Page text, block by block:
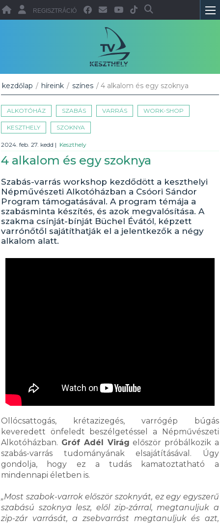
REGISZTRÁCIÓ
kezdőlap / híreink / színes / 4 alkalom és egy szoknya
ALKOTÓHÁZ SZABÁS VARRÁS WORK-SHOP
KESZTHELY SZOKNYA
2024. feb. 27. kedd | Keszthely
4 alkalom és egy szoknya
Szabás-varrás workshop kezdődött a keszthelyi
Népművészeti Alkotóházban a Csóori Sándor
Program támogatásával. A program témája a
szabásminta készítés, és azok megvalósítása. A
szakma csínját-bínját Büchel Évától, képzett
varrónőtől sajátíthatják el a jelentkezők a négy
alkalom alatt.
Ollócsattogás, krétazizegés, varrógép búgás
keveredett önfeledt beszélgetéssel a Népművészeti
Alkotóházban. Gróf Adél Virág először próbálkozik a
szabás-varrás tudományának elsajátításával. Úgy
gondolja, hogy ez a tudás kamatoztatható a
mindennapi életben is.
„Most szabok-varrok először szoknyát, ez egy egyszerű
szabású szoknya lesz, elől zip-zárral, megtanuljuk a
zip-zár varrását, a zsebvarrást megtanuljuk és azt,